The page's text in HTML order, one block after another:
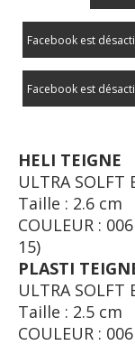
Facebook est
Facebook est
HELI TEIGNE
ULTRA SOLFT
Taille : 2.6 cm
COULEUR :
15)
PLASTI
ULTRA SOLFT
Taille : 2.5 cm
COULEUR :